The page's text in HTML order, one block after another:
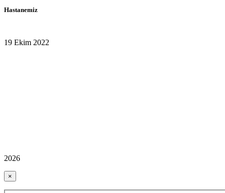
Hastanemiz
19 Ekim 2022
2026
×